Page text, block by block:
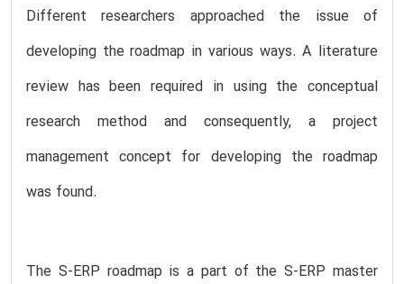
Different researchers approached the issue of
developing the roadmap in various ways. A literature
review has been required in using the conceptual
research method and consequently, a project
management concept for developing the roadmap
was found.
The S-ERP roadmap is a part of the S-ERP master